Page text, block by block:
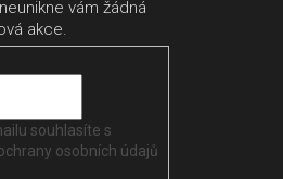
souhlasíte s
osobních údajů